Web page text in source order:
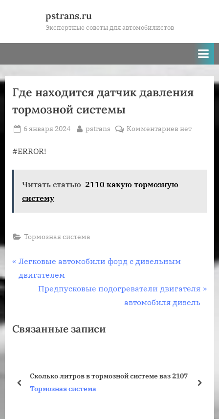
pstrans.ru
Экспертные советы для автомобилистов
Где находится датчик давления
тормозной системы
Posted
6 января 2024 By
pstrans Комментариевк
давления
нет
#ERROR!
Читать статью 2110 какую тормозную
систему
Тормозная система
Навигация
по
П
р
д
у
я
Легковые автомобили форд с дизельным
двигателем
С
д
у
Предпусковые подогреватели двигателя
автомобиля дизель
Связанные записи
Сколько литров в тормозной системе ваз 2107
Тормозная система
пред